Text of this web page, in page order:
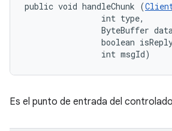
public void handleChunk (
                int type,
ByteBuffer
boolean
                int msgId)
Es el punto de entrada del